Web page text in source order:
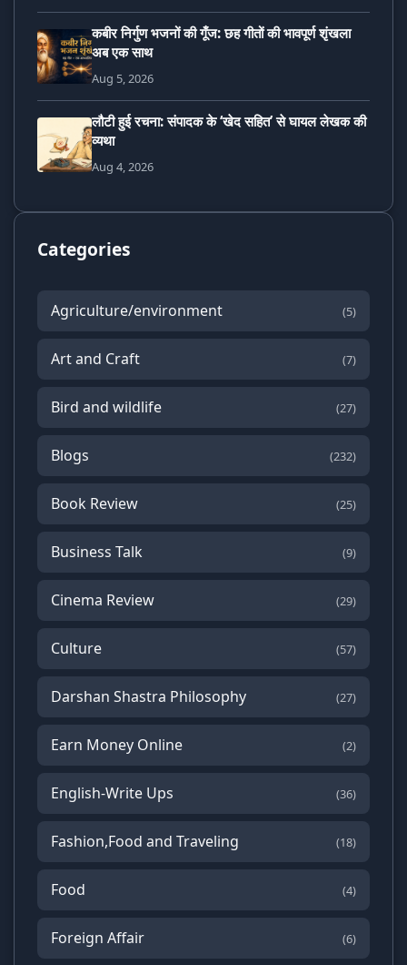
कबीर निर्गुण भजनों की गूँज: छह गीतों की भावपूर्ण शृंखला
अब एक साथ
Aug 5, 2026
लौटी हुई रचना: संपादक के ‘खेद सहित’ से घायल लेखक की
व्यथा
Aug 4, 2026
Categories
Agriculture/environment (5)
Art and Craft (7)
Bird and wildlife (27)
Blogs (232)
Book Review (25)
Business Talk (9)
Cinema Review (29)
Culture (57)
Darshan Shastra Philosophy (27)
Earn Money Online (2)
English-Write Ups (36)
Fashion,Food and Traveling (18)
Food (4)
Foreign Affair (6)